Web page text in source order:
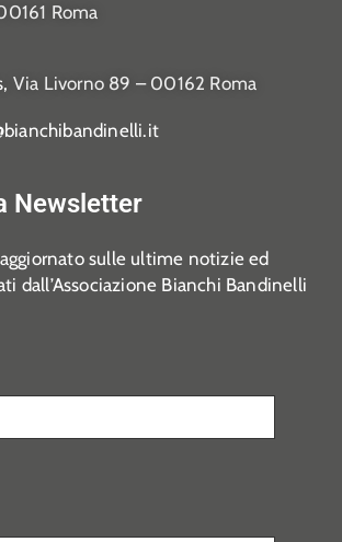
Roma
Via Livorno 89 – 00162 Roma
Newsletter
sulle ultime notizie ed
dall’Associazione Bianchi Bandinelli